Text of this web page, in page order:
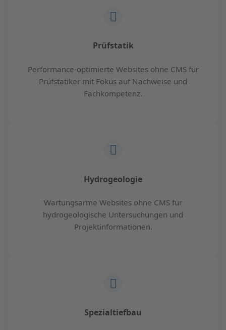
Prüfstatik
Performance-optimierte Websites ohne CMS für
Prüfstatiker mit Fokus auf Nachweise und
Fachkompetenz.
Hydrogeologie
Wartungsarme Websites ohne CMS für
hydrogeologische Untersuchungen und
Projektinformationen.
Spezialtiefbau